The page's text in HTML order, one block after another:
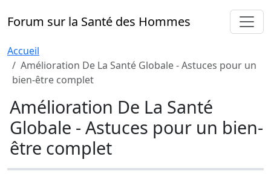
Forum sur la Santé des Hommes
Accueil
Amélioration De La Santé Globale - Astuces pour un
bien-être complet
Amélioration De La Santé
Globale - Astuces pour un bien-
être complet